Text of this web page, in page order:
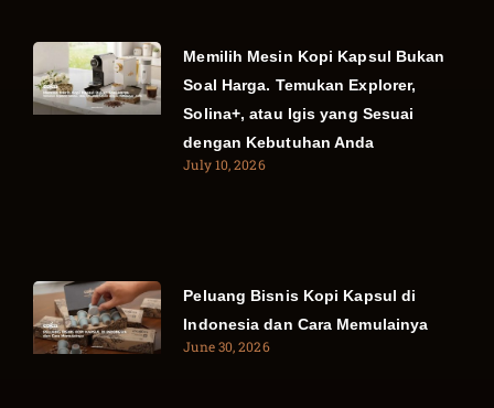
Memilih Mesin Kopi Kapsul Bukan
Soal Harga. Temukan Explorer,
Solina+, atau Igis yang Sesuai
dengan Kebutuhan Anda
July 10, 2026
Peluang Bisnis Kopi Kapsul di
Indonesia dan Cara Memulainya
June 30, 2026